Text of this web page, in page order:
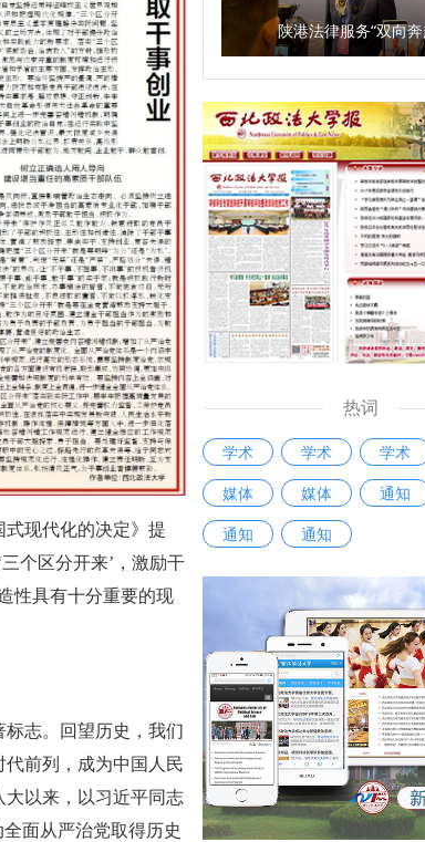
现代化的决定》提
个区分开来’，激励干
性具有十分重要的现
志。回望历史，我们
前列，成为中国人民
以来，以习近平同志
面从严治党取得历史
陕港法律服务“双向奔
热词
学术 学术 学术
媒体
媒体 通知
通知
通知